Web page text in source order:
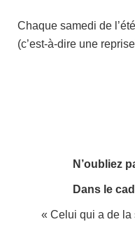
Chaque samedi de
(c’est-à-dire une
N’oubliez
Dans le
« Celui qui a de la